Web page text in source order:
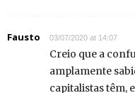
Fausto 03/07/2020 at 14:07
Creio que a
amplamente
capitalistas têm,